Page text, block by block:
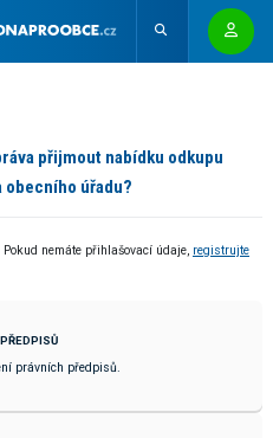
přijmout nabídku odkupu
obecního úřadu?
Pokud nemáte přihlašovací údaje, registrujte
právních předpisů.